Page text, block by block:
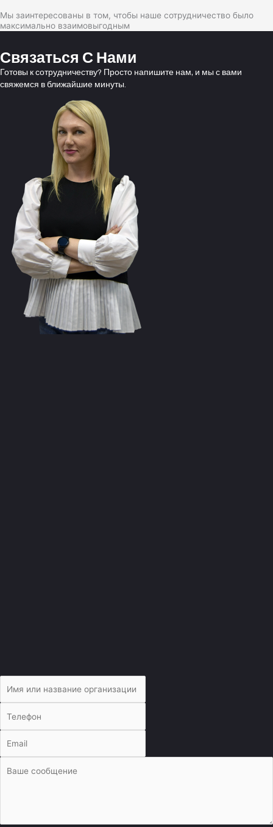
Мы заинтересованы в том, чтобы наше сотрудничество было
максимально взаимовыгодным
Связаться С Нами
Готовы к сотрудничеству? Просто напишите нам, и мы с вами
свяжемся в ближайшие минуты.